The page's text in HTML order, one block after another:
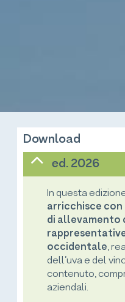
Download
ed. 2026
In questa
arricchisce con
di allevamento
occidentale,
dell’uva e del
contenuto,
aziendali.